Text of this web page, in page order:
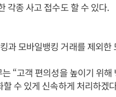
각종 사고 접수도 할 수 있다.
과 모바일뱅킹 거래를 제외한
“고객 편의성을 높이기 위
수 있게 신속하게 처리하겠